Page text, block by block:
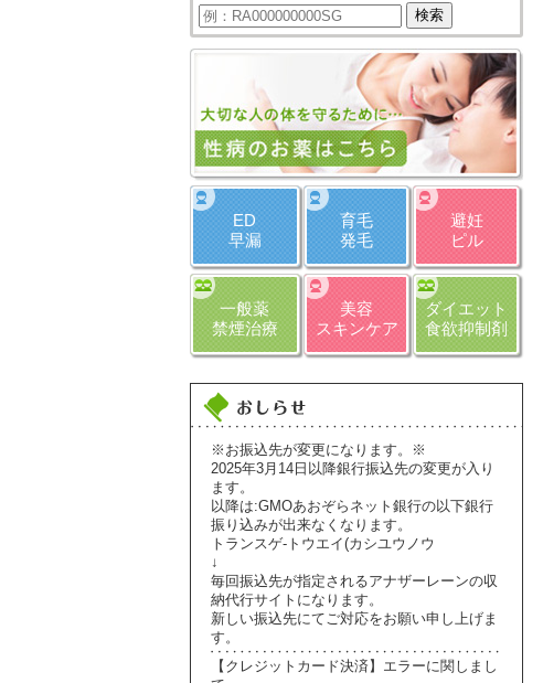
ED
早漏
育毛
発毛
避妊
ピル
一般薬
禁煙治療
美容
スキンケア
ダイエット
食欲抑制剤
※お振込先が変更になります。※
2025年3月14日以降銀行振込先の変更が入り
ます。
以降は:GMOあおぞらネット銀行の以下銀行
振り込みが出来なくなります。
トランスゲ-トウエイ(カシユウノウ
↓
毎回振込先が指定されるアナザーレーンの収
納代行サイトになります。
新しい振込先にてご対応をお願い申し上げま
す。
【クレジットカード決済】エラーに関しまし